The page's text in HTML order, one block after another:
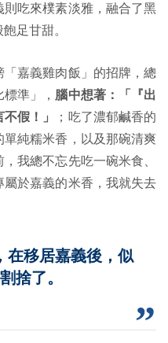
吃來樸素淡雅，融合了黑
足甘甜。
嘉義雞肉飯」的招牌，總
準」， 腦中想著：「『出
假！」
；吃了濃郁鹹香的
純糯米香，以及那碗清爽
我總不忘先吃一碗米食、
於嘉義的米香，我就失去
在移居嘉義後，似
捨了。